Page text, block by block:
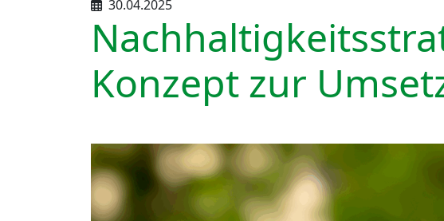
30.04.2025
Konzept zur